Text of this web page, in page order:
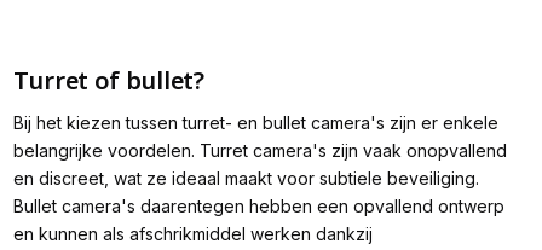
Turret of bullet?
Bij het kiezen tussen turret- en bullet camera's zijn er enkele
belangrijke voordelen. Turret camera's zijn vaak onopvallend
en discreet, wat ze ideaal maakt voor subtiele beveiliging.
Bullet camera's daarentegen hebben een opvallend ontwerp
en kunnen als afschrikmiddel werken dankzij